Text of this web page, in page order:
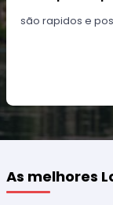
são rapidos e
As melhores